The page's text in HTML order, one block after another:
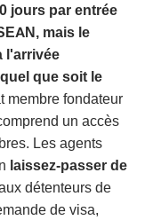
jours par entrée
mais le
l'arrivée
que soit le
membre fondateur
un accès
Les agents
laissez-passer de
détenteurs de
de visa,